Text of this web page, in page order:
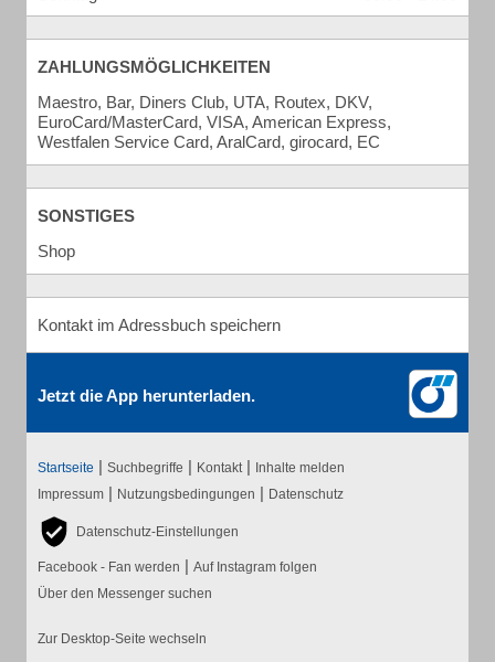
ZAHLUNGSMÖGLICHKEITEN
Maestro, Bar, Diners Club, UTA, Routex, DKV,
EuroCard/MasterCard, VISA, American Express,
Westfalen Service Card, AralCard, girocard, EC
SONSTIGES
Shop
Kontakt im Adressbuch speichern
Jetzt die App herunterladen.
Startseite | Suchbegriffe | Kontakt | Inhalte melden
Impressum | Nutzungsbedingungen | Datenschutz
Datenschutz-Einstellungen
Facebook - Fan werden | Auf Instagram folgen
Über den Messenger suchen
Zur Desktop-Seite wechseln